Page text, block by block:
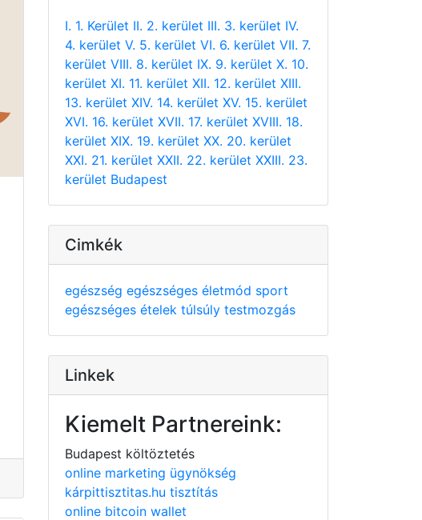
I. 1. Kerület II. 2. kerület III. 3. kerület IV.
4. kerület V. 5. kerület VI. 6. kerület VII. 7.
kerület VIII. 8. kerület IX. 9. kerület X. 10.
kerület XI. 11. kerület XII. 12. kerület XIII.
13. kerület XIV. 14. kerület XV. 15. kerület
XVI. 16. kerület XVII. 17. kerület XVIII. 18.
kerület XIX. 19. kerület XX. 20. kerület
XXI. 21. kerület XXII. 22. kerület XXIII. 23.
kerület Budapest
Cimkék
egészség egészséges életmód sport
egészséges ételek túlsúly testmozgás
Linkek
Kiemelt Partnereink:
Budapest költöztetés
online marketing ügynökség
kárpittisztitas.hu tisztítás
online bitcoin wallet